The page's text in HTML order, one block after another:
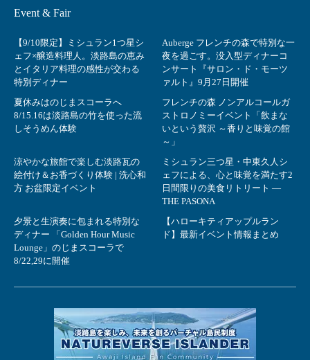
Event & Fair
【9/10限定】ミシュラン1つ星シ
ェフ×醸造料理人。淡路島の恵み
とイタリア料理の感性が交わる
特別ディナー
Auberge フレンチの森で特別な一
夜を過ごす。没入型ディナーコ
ンサート『サロン・ド・モーツ
ァルト』9月27日開催
夏休みはのじまスコーラへ
8/15.16は淡路島の竹を使った流
しそうめん体験
フレンチの森 ノンアルコールガ
ストロノミーイベント「飲まな
いという贅沢 ～香りと味覚の館
～」
涼やかな旅館で楽しむ淡路瓦の
絵付け＆お香づくり体験 | 洗心和
方 お盆限定イベント
ミシュラン三つ星・中東久人シ
ェフによる、心と味覚を満たす2
日間限りの美食リトリート ―
THE PASONA
夕景と生演奏に包まれる特別な
ディナー 「Golden Hour Music
Lounge」のじまスコーラで
8/22,29に開催
【ハローキティアップルラン
ド】最新イベント情報まとめ